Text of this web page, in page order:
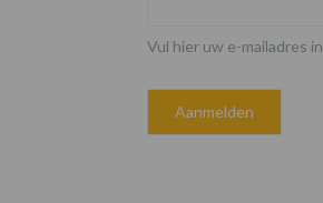
Vul hier uw e-mailadres in